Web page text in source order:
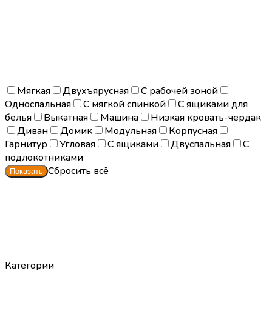
Мягкая Двухъярусная
С рабочей зоной
Односпальная
С мягкой спинкой
С ящиками для
белья
Выкатная Машина
Низкая кровать-чердак
Диван
Домик Модульная
Корпусная
Гарнитур
Угловая С ящиками Двуспальная
С
подлокотниками
Сбросить всё
Категории